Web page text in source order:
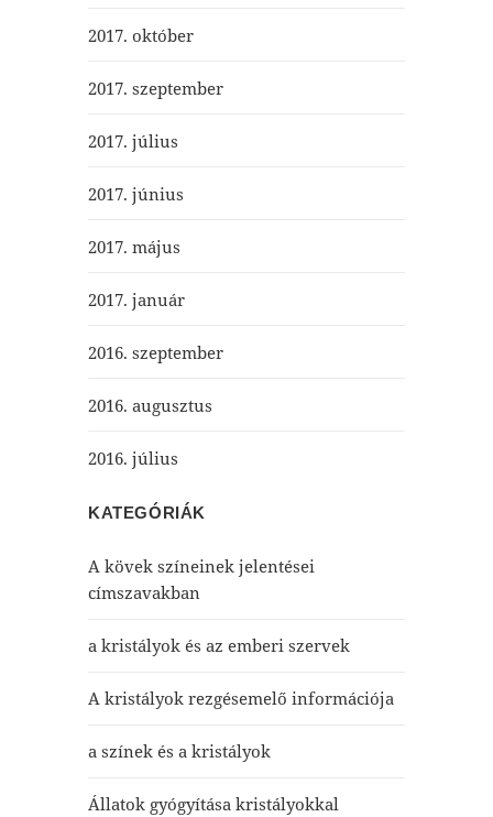
2017. október
2017. szeptember
2017. július
2017. június
2017. május
2017. január
2016. szeptember
2016. augusztus
2016. július
KATEGÓRIÁK
A kövek színeinek jelentései
címszavakban
a kristályok és az emberi szervek
A kristályok rezgésemelő információja
a színek és a kristályok
Állatok gyógyítása kristályokkal